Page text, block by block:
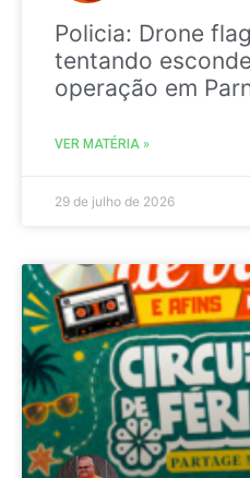
Policia: Drone
tentando
operação em
VER MATÉRIA »
29 de julho de 2026